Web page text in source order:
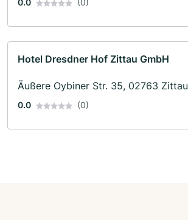
0.0 (0)
Hotel Dresdner Hof Zittau GmbH
Äußere Oybiner Str. 35, 02763 Zittau
0.0 (0)